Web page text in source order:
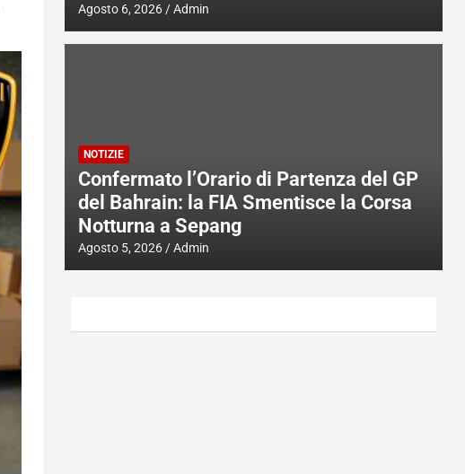
Agosto 6, 2026 Admin
NOTIZIE
Confermato l’Orario di Partenza del GP
del Bahrain: la FIA Smentisce la Corsa
Notturna a Sepang
Agosto 5, 2026 Admin